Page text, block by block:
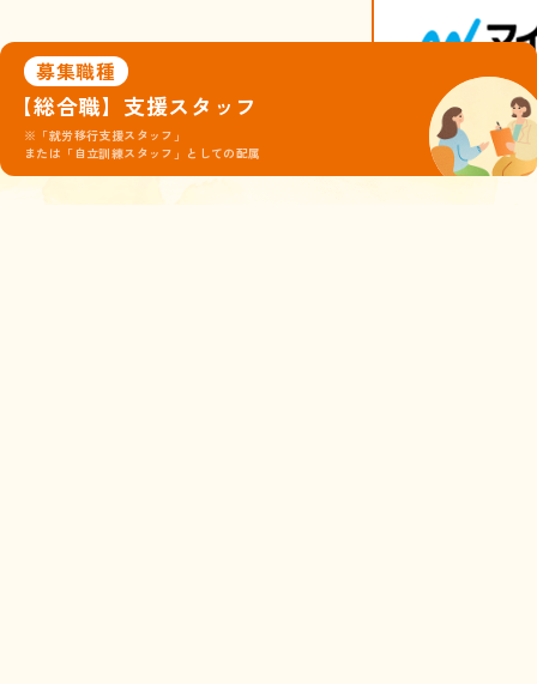
© 株式会社ココルポート
募集職種
【総合職】支援スタッフ
※「就労移行支援スタッフ」
または「自立訓練スタッフ」としての配属